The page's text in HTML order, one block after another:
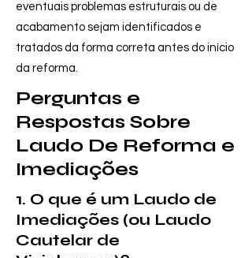
eventuais problemas estruturais ou de
acabamento sejam identificados e
tratados da forma correta antes do início
da reforma.
Perguntas e
Respostas Sobre
Laudo De Reforma e
Imediações
1. O que é um Laudo de
Imediações (ou Laudo
Cautelar de